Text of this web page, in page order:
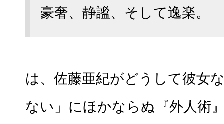
豪奢、静謐、そして逸楽。
は、佐藤亜紀がどうして彼女
ない」にほかならぬ『外人術